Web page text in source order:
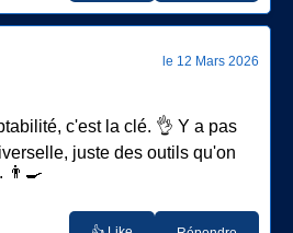
le 12 Mars 2026
c'est la clé. 👌 Y a pas
juste des outils qu'on
👨‍🍳